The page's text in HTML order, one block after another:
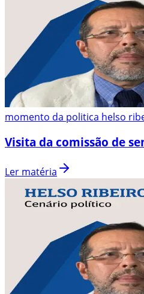
momento da politica helso
Visita da comissão de
Ler matéria